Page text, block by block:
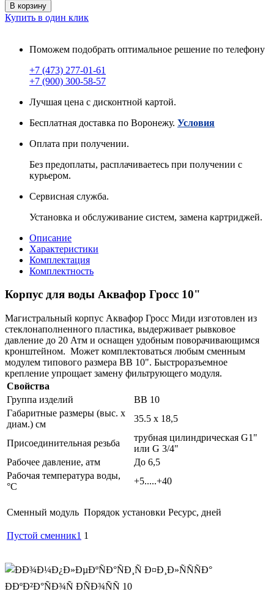
В корзину
Купить в один клик
Поможем подобрать оптимальное решение по телефону
+7 (473) 277-01-61
+7 (900) 300-58-57
Лучшая цена с дисконтной картой.
Бесплатная доставка по Воронежу. Условия
Оплата при получении.
Без предоплаты, расплачиваетесь при получении с
курьером.
Сервисная служба.
Установка и обслуживание систем, замена картриджей.
Описание
Характеристики
Комплектация
Комплектность
Корпус для воды Аквафор Гросс 10"
Магистральный корпус Аквафор Гросс Миди изготовлен из
стеклонаполненного пластика, выдерживает рывковое
давление до 20 Атм и оснащен удобным поворачивающимся
кронштейном. Может комплектоваться любым сменным
модулем типового размера ВВ 10". Быстроразъемное
крепление упрощает замену фильтрующего модуля.
Свойства
Группа изделий
ВВ 10
Габаритные размеры (выс. х
диам.) см
35.5 х 18,5
Присоединительная резьба
трубная цилиндрическая G1"
или G 3/4"
Рабочее давление, атм
До 6,5
Рабочая температура воды,
°C
+5.....+40
Сменный модуль Порядок установки Ресурс, дней
Пустой сменник1 1